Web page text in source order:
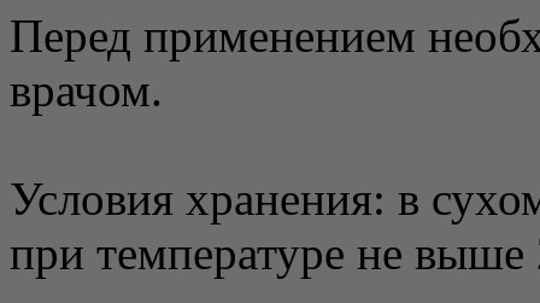
Перед применением
врачом.
Условия хранения: в
при температуре не